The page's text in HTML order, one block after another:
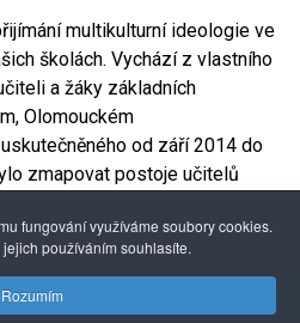
multikulturní ideologie ve
školách. Vychází z vlastního
a žáky základních
Olomouckém
od září 2014 do
zmapovat postoje učitelů
časopisu Paidagogos (číslo
fungování využíváme soubory cookies.
používáním souhlasíte.
Rozumím